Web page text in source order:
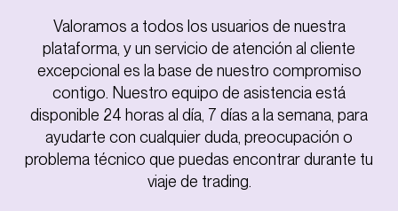
Valoramos a todos los usuarios de nuestra
plataforma, y un servicio de atención al cliente
excepcional es la base de nuestro compromiso
contigo. Nuestro equipo de asistencia está
disponible 24 horas al día, 7 días a la semana, para
ayudarte con cualquier duda, preocupación o
problema técnico que puedas encontrar durante tu
viaje de trading.